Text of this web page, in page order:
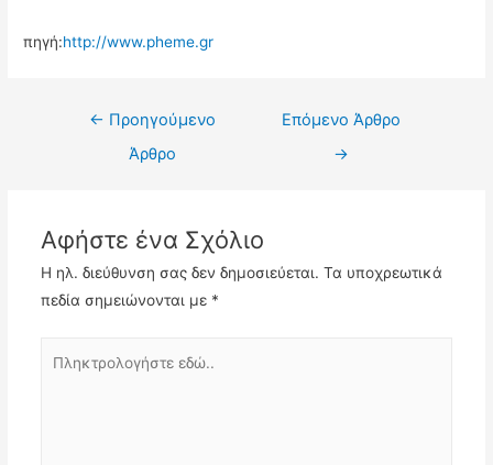
πηγή:http://www.pheme.gr
Πλοήγηση
άρθρων
← Προηγούμενο
Άρθρο
Επόμενο Άρθρο
→
Αφήστε ένα Σχόλιο
Η ηλ. διεύθυνση σας δεν δημοσιεύεται. Τα υποχρεωτικά
πεδία σημειώνονται με *